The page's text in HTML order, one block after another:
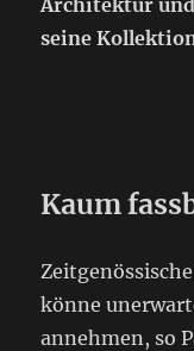
Architektur
seine
Kaum
könne
annehmen, so